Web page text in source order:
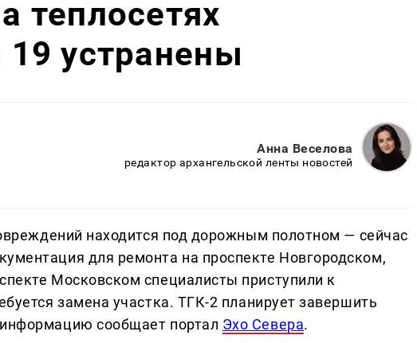
теплосетях
19 устранены
Анна Веселова
редактор архангельской ленты новостей
находится под дорожным полотном — сейчас
для ремонта на проспекте Новгородском,
Московском специалисты приступили к
замена участка. ТГК‑2 планирует завершить
сообщает портал Эхо Севера.